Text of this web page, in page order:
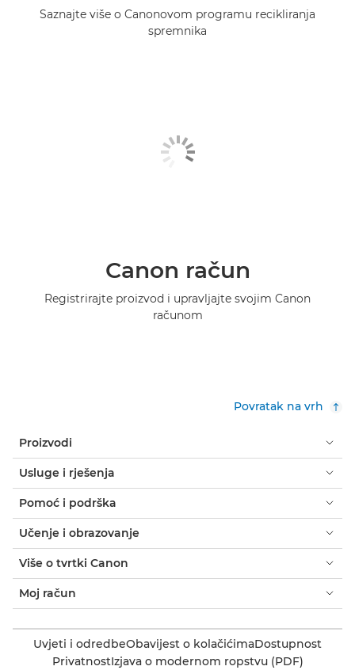
Saznajte više o Canonovom programu recikliranja
spremnika
Canon račun
Registrirajte proizvod i upravljajte svojim Canon
računom
Povratak na vrh
Proizvodi
Usluge i rješenja
Pomoć i podrška
Učenje i obrazovanje
Više o tvrtki Canon
Moj račun
Uvjeti i odredbeObavijest o kolačićimaDostupnost
PrivatnostIzjava o modernom ropstvu (PDF)